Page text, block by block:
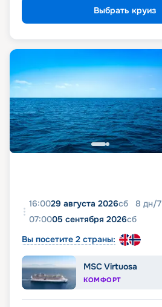
Выбрать круиз
16:0029 августа 2026сб 8 дн/7
07:0005 сентября 2026сб
Вы посетите 2 страны:
MSC Virtuosa
КОМФОРТ